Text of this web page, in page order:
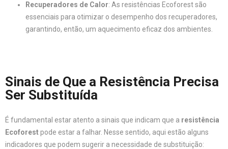
Recuperadores de Calor: As resistências Ecoforest são
essenciais para otimizar o desempenho dos recuperadores,
garantindo, então, um aquecimento eficaz dos ambientes.
Sinais de Que a Resistência Precisa
Ser Substituída
É fundamental estar atento a sinais que indicam que a resistência
Ecoforestpode estar a falhar. Nesse sentido, aqui estão alguns
indicadores que podem sugerir a necessidade de substituição: